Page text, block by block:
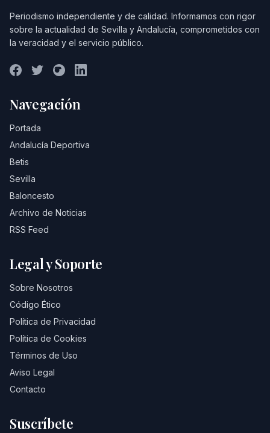
Periodismo independiente y de calidad. Informamos con rigor
sobre la actualidad de Sevilla y Andalucía, comprometidos con
la veracidad y el servicio público.
Navegación
Portada
Andalucía Deportiva
Betis
Sevilla
Baloncesto
Archivo de Noticias
RSS Feed
Legal y Soporte
Sobre Nosotros
Código Ético
Política de Privacidad
Política de Cookies
Términos de Uso
Aviso Legal
Contacto
Suscríbete